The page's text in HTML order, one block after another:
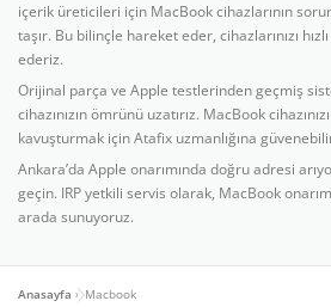
içerik üreticileri için MacBook cihazlarının
taşır. Bu bilinçle hareket eder, cihazlarınızı
ederiz.
Orijinal parça ve Apple testlerinden geçmiş
cihazınızın ömrünü uzatırız. MacBook
kavuşturmak için Atafix uzmanlığına
Ankara’da Apple onarımında doğru adresi
geçin. IRP yetkili servis olarak, MacBook
arada sunuyoruz.
Anasayfa »Macbook